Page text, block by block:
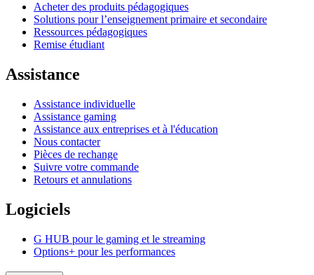
Acheter des produits pédagogiques
Solutions pour l’enseignement primaire et secondaire
Ressources pédagogiques
Remise étudiant
Assistance
Assistance individuelle
Assistance gaming
Assistance aux entreprises et à l'éducation
Nous contacter
Pièces de rechange
Suivre votre commande
Retours et annulations
Logiciels
G HUB pour le gaming et le streaming
Options+ pour les performances